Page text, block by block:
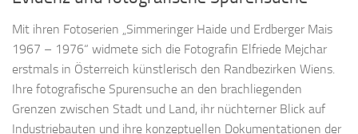
Mit ihren Fotoserien „Simmeringer Haide und Erdberger Mais
1967 – 1976“ widmete sich die Fotografin Elfriede Mejchar
erstmals in Österreich künstlerisch den Randbezirken Wiens.
Ihre fotografische Spurensuche an den brachliegenden
Grenzen zwischen Stadt und Land, ihr nüchterner Blick auf
Industriebauten und ihre konzeptuellen Dokumentationen der